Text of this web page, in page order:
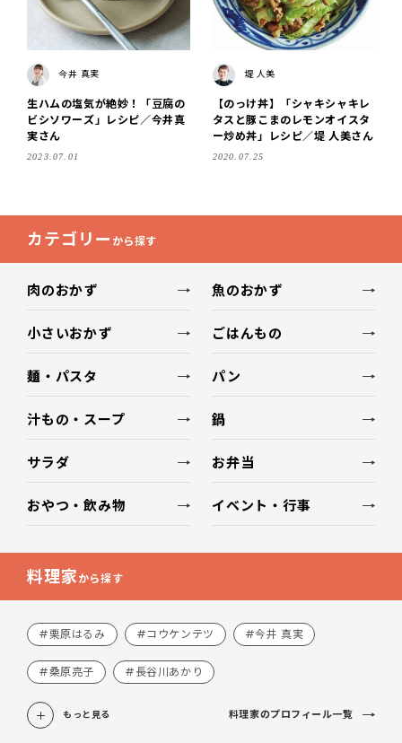
今井 真実
生ハムの塩気が絶妙！「豆腐の
ビシソワーズ」レシピ／今井真
実さん
2023.07.01
堤 人美
【のっけ丼】「シャキシャキレ
タスと豚こまのレモンオイスタ
ー炒め丼」レシピ／堤 人美さん
2020.07.25
カテゴリー から探す
肉のおかず 魚のおかず
小さいおかず ごはんもの
麺・パスタ パン
汁もの・スープ 鍋
サラダ お弁当
おやつ・飲み物 イベント・行事
料理家から探す
#栗原はるみ #コウケンテツ #今井 真実
#桑原亮子 #長谷川あかり
もっと見る 料理家のプロフィール一覧